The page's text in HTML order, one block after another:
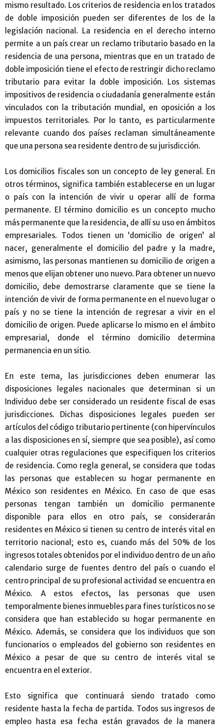
mismo resultado. Los criterios de residencia en los tratados
de doble imposición pueden ser diferentes de los de la
legislación nacional. La residencia en el derecho interno
permite a un país crear un reclamo tributario basado en la
residencia de una persona, mientras que en un tratado de
doble imposición tiene el efecto de restringir dicho reclamo
tributario para evitar la doble imposición. Los sistemas
impositivos de residencia o ciudadanía generalmente están
vinculados con la tributación mundial, en oposición a los
impuestos territoriales. Por lo tanto, es particularmente
relevante cuando dos países reclaman simultáneamente
que una persona sea residente dentro de su jurisdicción.
Los domicilios fiscales son un concepto de ley general. En
otros términos, significa también establecerse en un lugar
o país con la intención de vivir u operar allí de forma
permanente. El término domicilio es un concepto mucho
más permanente que la residencia, de allí su uso en ámbitos
empresariales. Todos tienen un ‘domicilio de origen’ al
nacer, generalmente el domicilio del padre y la madre,
asimismo, las personas mantienen su domicilio de origen a
menos que elijan obtener uno nuevo. Para obtener un nuevo
domicilio, debe demostrarse claramente que se tiene la
intención de vivir de forma permanente en el nuevo lugar o
país y no se tiene la intención de regresar a vivir en el
domicilio de origen. Puede aplicarse lo mismo en el ámbito
empresarial, donde el término domicilio determina
permanencia en un sitio.
En este tema, las jurisdicciones deben enumerar las
disposiciones legales nacionales que determinan si un
Individuo debe ser considerado un residente fiscal de esas
jurisdicciones. Dichas disposiciones legales pueden ser
artículos del código tributario pertinente (con hipervínculos
a las disposiciones en sí, siempre que sea posible), así como
cualquier otras regulaciones que especifiquen los criterios
de residencia. Como regla general, se considera que todas
las personas que establecen su hogar permanente en
México son residentes en México. En caso de que esas
personas tengan también un domicilio permanente
disponible para ellos en otro país, se considerarán
residentes en México si tienen su centro de interés vital en
territorio nacional; esto es, cuando más del 50% de los
ingresos totales obtenidos por el individuo dentro de un año
calendario surge de fuentes dentro del país o cuando el
centro principal de su profesional actividad se encuentra en
México. A estos efectos, las personas que usen
temporalmente bienes inmuebles para fines turísticos no se
considera que han establecido su hogar permanente en
México. Además, se considera que los individuos que son
funcionarios o empleados del gobierno son residentes en
México a pesar de que su centro de interés vital se
encuentra en el exterior.
Esto significa que continuará siendo tratado como
residente hasta la fecha de partida. Todos sus ingresos de
empleo hasta esa fecha están gravados de la manera